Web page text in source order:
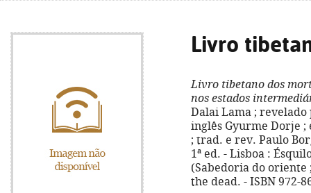
Livro
Livro tibetano dos
nos estados
Dalai Lama ;
inglês Gyurme Dorje ;
; trad. e rev. Paulo
1ª ed. - Lisboa :
(Sabedoria do
the dead. - ISBN 972-